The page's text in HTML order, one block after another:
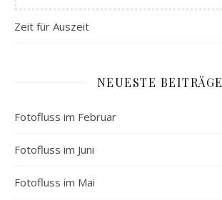
Zeit für Auszeit
NEUESTE BEITRÄGE
Fotofluss im Februar
Fotofluss im Juni
Fotofluss im Mai